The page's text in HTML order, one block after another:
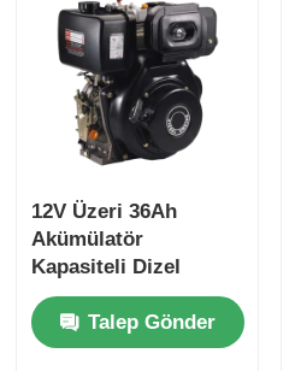
12V Üzeri 36Ah
Akümülatör
Kapasiteli Dizel
Endüstriyel Motor,
Endüstriyel Güç İçin
420×440×495 Mm
Talep Gönder